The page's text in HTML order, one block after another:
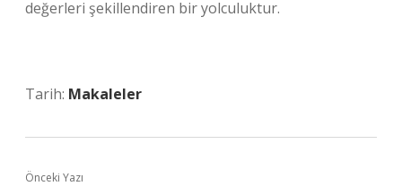
değerleri şekillendiren bir yolculuktur.
Tarih: Makaleler
Önceki Yazı